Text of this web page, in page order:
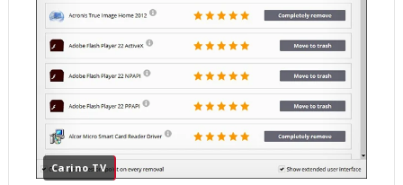
Carino TV